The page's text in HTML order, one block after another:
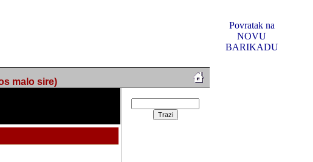
Povratak na
NOVU
BARIKADU
malo sire)